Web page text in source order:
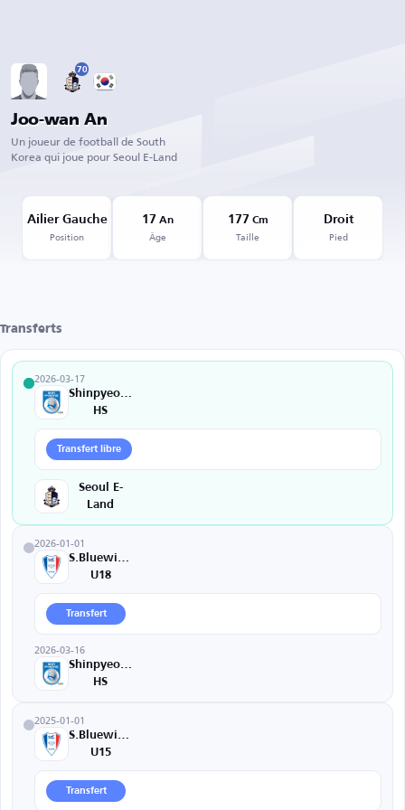
70
Joo-wan An
Un joueur de football de South
Korea qui joue pour Seoul E-Land
Ailier Gauche
Position
17 An
Âge
177 Cm
Taille
Droit
Pied
Transferts
2026-03-17
Shinpyeong
HS
Transfert libre
Seoul E-
Land
2026-01-01
S.Bluewings
U18
Transfert
2026-03-16
Shinpyeong
HS
2025-01-01
S.Bluewings
U15
Transfert